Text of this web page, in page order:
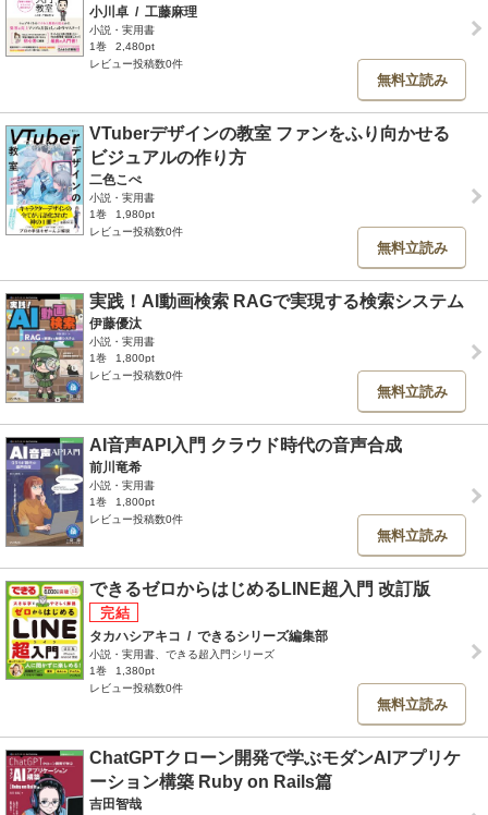
小川卓 / 工藤麻理
小説・実用書
1巻
2,480pt
レビュー投稿数0件
無料立読み
VTuberデザインの教室 ファンをふり向かせる
ビジュアルの作り方
二色こぺ
小説・実用書
1巻
1,980pt
レビュー投稿数0件
無料立読み
実践！AI動画検索 RAGで実現する検索システム
伊藤優汰
小説・実用書
1巻
1,800pt
レビュー投稿数0件
無料立読み
AI音声API入門 クラウド時代の音声合成
前川竜希
小説・実用書
1巻
1,800pt
レビュー投稿数0件
無料立読み
できるゼロからはじめるLINE超入門 改訂版
タカハシアキコ / できるシリーズ編集部
小説・実用書、できる超入門シリーズ
1巻
1,380pt
レビュー投稿数0件
無料立読み
ChatGPTクローン開発で学ぶモダンAIアプリケ
ーション構築 Ruby on Rails篇
吉田智哉